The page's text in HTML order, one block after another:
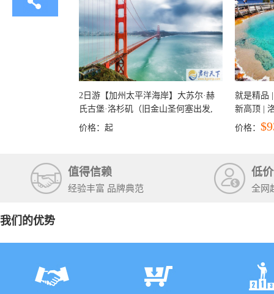
2日游【加州太平洋海岸】大苏尔·赫
氏古堡·洛杉矶（旧金山圣何塞出发,
洛杉矶结束）
价格： 起
就是精品
新高顶 |
彩穴+马
价格：
值得信赖
经验丰富 品牌典范
低
全网
我们的优势